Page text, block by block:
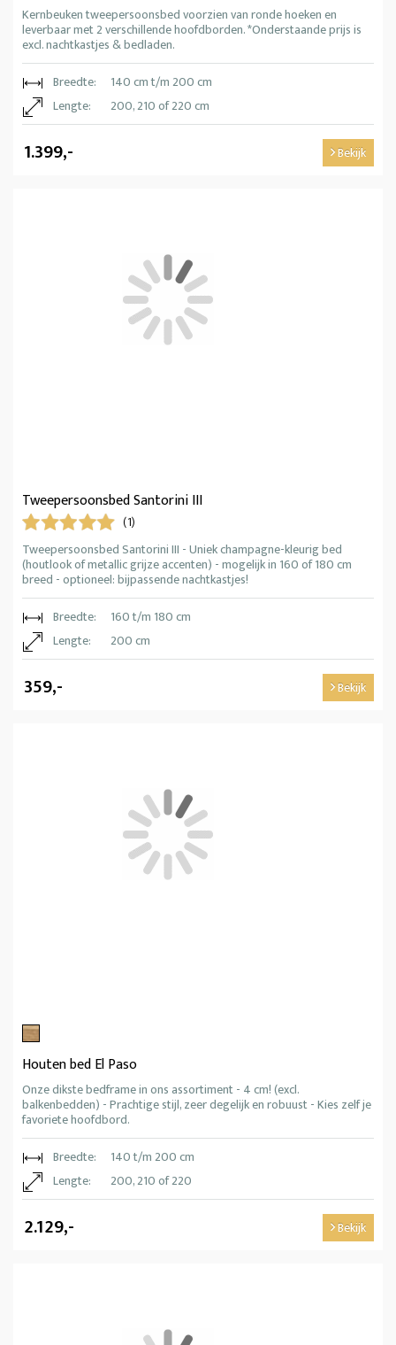
Kernbeuken tweepersoonsbed voorzien van ronde hoeken en
leverbaar met 2 verschillende hoofdborden. *Onderstaande prijs is
excl. nachtkastjes & bedladen.
Breedte:
140 cm t/m 200 cm
Lengte:
200, 210 of 220 cm
1.399,- Bekijk
Tweepersoonsbed Santorini III
(1)
Tweepersoonsbed Santorini III - Uniek champagne-kleurig bed
(houtlook of metallic grijze accenten) - mogelijk in 160 of 180 cm
breed - optioneel: bijpassende nachtkastjes!
Breedte:
160 t/m 180 cm
Lengte:
200 cm
359,- Bekijk
Houten bed El Paso
Onze dikste bedframe in ons assortiment - 4 cm! (excl.
balkenbedden) - Prachtige stijl, zeer degelijk en robuust - Kies zelf je
favoriete hoofdbord.
Breedte:
140 t/m 200 cm
Lengte:
200, 210 of 220
2.129,- Bekijk